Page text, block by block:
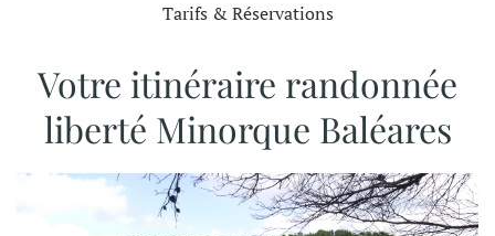
Tarifs & Réservations
Votre itinéraire randonnée
liberté Minorque Baléares